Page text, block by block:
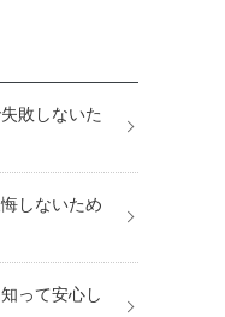
敗しないた
しないため
って安心し